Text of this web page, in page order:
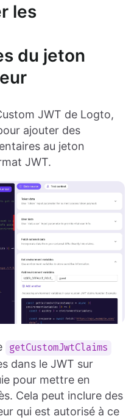
les
du jeton
JWT de Logto,
ajouter des
au jeton
JWT.
getCustomJwtClaims
dans le JWT sur
pour mettre en
Cela peut inclure des
qui est autorisé à ce